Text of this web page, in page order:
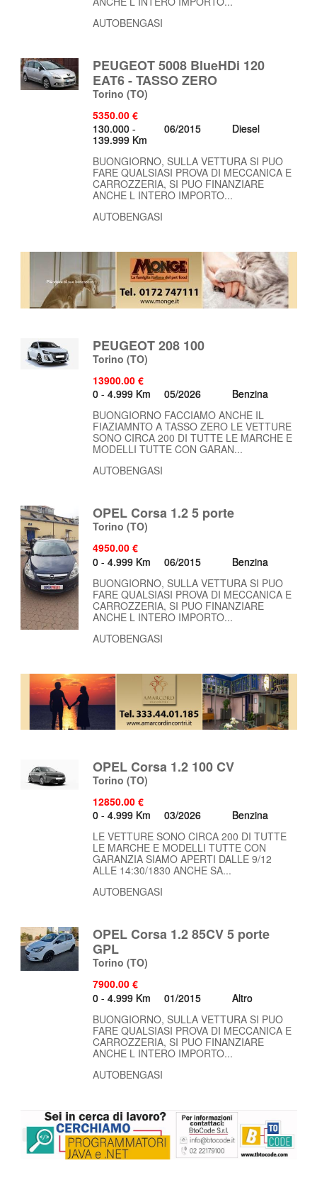
AUTOBENGASI
PEUGEOT 5008 BlueHDi 120
EAT6 - TASSO ZERO
Torino (TO)
5350.00 €
130.000 -
139.999 Km
06/2015 Diesel
BUONGIORNO, SULLA VETTURA SI PUO
FARE QUALSIASI PROVA DI MECCANICA E
CARROZZERIA, SI PUO FINANZIARE
ANCHE L INTERO IMPORTO...
AUTOBENGASI
PEUGEOT 208 100
Torino (TO)
13900.00 €
0 - 4.999 Km
05/2026
Benzina
BUONGIORNO FACCIAMO ANCHE IL
FIAZIAMNTO A TASSO ZERO LE VETTURE
SONO CIRCA 200 DI TUTTE LE MARCHE E
MODELLI TUTTE CON GARAN...
AUTOBENGASI
OPEL Corsa 1.2 5 porte
Torino (TO)
4950.00 €
0 - 4.999 Km
06/2015
Benzina
BUONGIORNO, SULLA VETTURA SI PUO
FARE QUALSIASI PROVA DI MECCANICA E
CARROZZERIA, SI PUO FINANZIARE
ANCHE L INTERO IMPORTO...
AUTOBENGASI
OPEL Corsa 1.2 100 CV
Torino (TO)
12850.00 €
0 - 4.999 Km
03/2026
Benzina
LE VETTURE SONO CIRCA 200 DI TUTTE
LE MARCHE E MODELLI TUTTE CON
GARANZIA SIAMO APERTI DALLE 9/12
ALLE 14:30/1830 ANCHE SA...
AUTOBENGASI
OPEL Corsa 1.2 85CV 5 porte
GPL
Torino (TO)
7900.00 €
0 - 4.999 Km
01/2015
Altro
BUONGIORNO, SULLA VETTURA SI PUO
FARE QUALSIASI PROVA DI MECCANICA E
CARROZZERIA, SI PUO FINANZIARE
ANCHE L INTERO IMPORTO...
AUTOBENGASI